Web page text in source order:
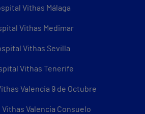
Vithas Málaga
Vithas Medimar
Vithas Sevilla
Vithas Tenerife
Valencia 9 de Octubre
Valencia Consuelo